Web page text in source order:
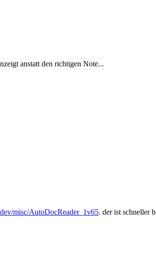
anstatt den richtigen Note...
misc/AutoDocReader_1v65. der ist schneller